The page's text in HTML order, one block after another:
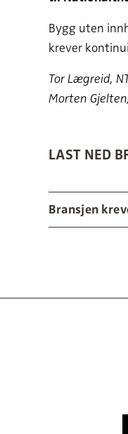
Bygg uten
krever
Tor Lægreid,
Morten
LAST NED
Bransjen